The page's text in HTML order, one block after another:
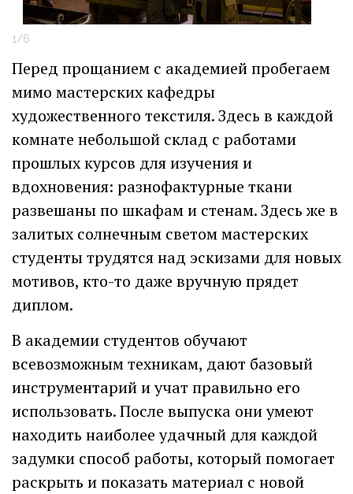
1/6
Перед прощанием с академией пробегаем
мимо мастерских кафедры
художественного текстиля. Здесь в каждой
комнате небольшой склад с работами
прошлых курсов для изучения и
вдохновения: разнофактурные ткани
развешаны по шкафам и стенам. Здесь же в
залитых солнечным светом мастерских
студенты трудятся над эскизами для новых
мотивов, кто-то даже вручную прядет
диплом.
В академии студентов обучают
всевозможным техникам, дают базовый
инструментарий и учат правильно его
использовать. После выпуска они умеют
находить наиболее удачный для каждой
задумки способ работы, который помогает
раскрыть и показать материал с новой